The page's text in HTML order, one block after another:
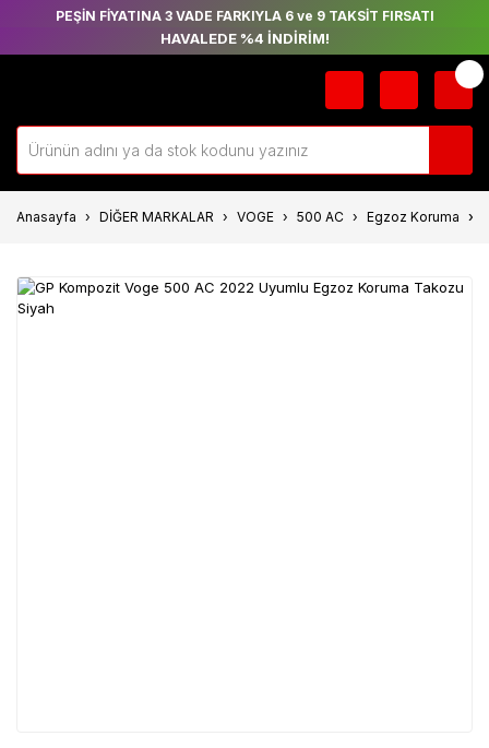
PEŞİN FİYATINA 3 VADE FARKIYLA 6 ve 9 TAKSİT FIRSATI
HAVALEDE %4 İNDİRİM!
Anasayfa DİĞER MARKALAR VOGE 500 AC Egzoz Koruma